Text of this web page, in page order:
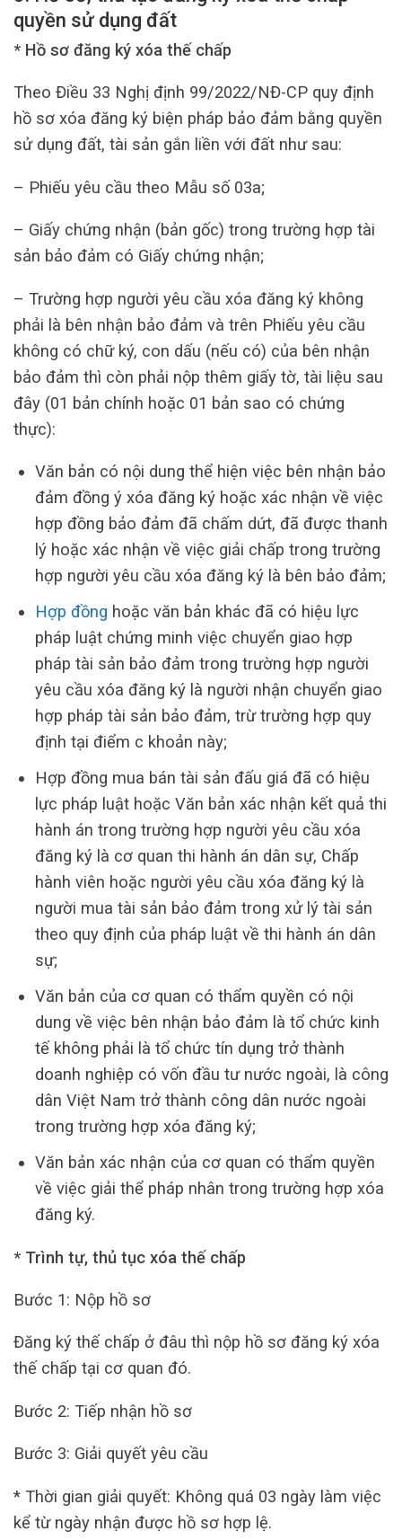
quyền sử dụng đất
* Hồ sơ đăng ký xóa thế chấp
Theo Điều 33 Nghị định 99/2022/NĐ-CP quy định
hồ sơ xóa đăng ký biện pháp bảo đảm bằng quyền
sử dụng đất, tài sản gắn liền với đất như sau:
– Phiếu yêu cầu theo Mẫu số 03a;
– Giấy chứng nhận (bản gốc) trong trường hợp tài
sản bảo đảm có Giấy chứng nhận;
– Trường hợp người yêu cầu xóa đăng ký không
phải là bên nhận bảo đảm và trên Phiếu yêu cầu
không có chữ ký, con dấu (nếu có) của bên nhận
bảo đảm thì còn phải nộp thêm giấy tờ, tài liệu sau
đây (01 bản chính hoặc 01 bản sao có chứng
thực):
Văn bản có nội dung thể hiện việc bên nhận bảo
đảm đồng ý xóa đăng ký hoặc xác nhận về việc
hợp đồng bảo đảm đã chấm dứt, đã được thanh
lý hoặc xác nhận về việc giải chấp trong trường
hợp người yêu cầu xóa đăng ký là bên bảo đảm;
Hợp đồng hoặc văn bản khác đã có hiệu lực
pháp luật chứng minh việc chuyển giao hợp
pháp tài sản bảo đảm trong trường hợp người
yêu cầu xóa đăng ký là người nhận chuyển giao
hợp pháp tài sản bảo đảm, trừ trường hợp quy
định tại điểm c khoản này;
Hợp đồng mua bán tài sản đấu giá đã có hiệu
lực pháp luật hoặc Văn bản xác nhận kết quả thi
hành án trong trường hợp người yêu cầu xóa
đăng ký là cơ quan thi hành án dân sự, Chấp
hành viên hoặc người yêu cầu xóa đăng ký là
người mua tài sản bảo đảm trong xử lý tài sản
theo quy định của pháp luật về thi hành án dân
sự;
Văn bản của cơ quan có thẩm quyền có nội
dung về việc bên nhận bảo đảm là tổ chức kinh
tế không phải là tổ chức tín dụng trở thành
doanh nghiệp có vốn đầu tư nước ngoài, là công
dân Việt Nam trở thành công dân nước ngoài
trong trường hợp xóa đăng ký;
Văn bản xác nhận của cơ quan có thẩm quyền
về việc giải thể pháp nhân trong trường hợp xóa
đăng ký.
* Trình tự, thủ tục xóa thế chấp
Bước 1: Nộp hồ sơ
Đăng ký thế chấp ở đâu thì nộp hồ sơ đăng ký xóa
thế chấp tại cơ quan đó.
Bước 2: Tiếp nhận hồ sơ
Bước 3: Giải quyết yêu cầu
* Thời gian giải quyết: Không quá 03 ngày làm việc
kể từ ngày nhận được hồ sơ hợp lệ.